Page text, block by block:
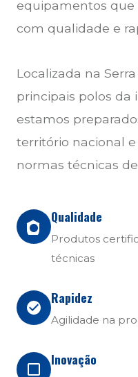
equipamentos que
com qualidade e
Localizada na
principais polos da
estamos
território nacional
normas técnicas
Qualidade
Produtos
técnicas
Rapidez
Agilidade na
Inovação